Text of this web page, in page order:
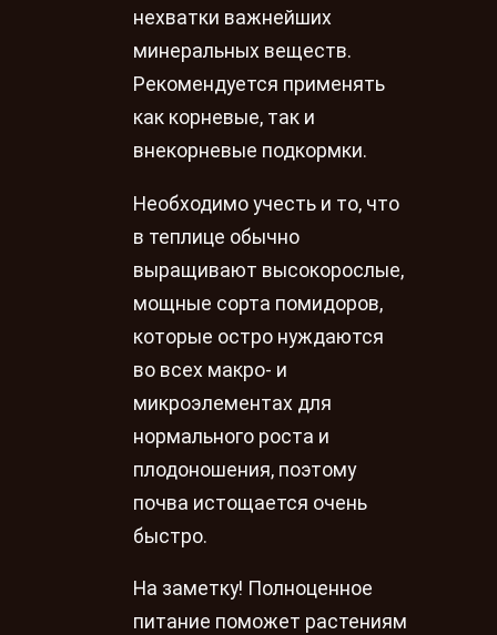
нехватки важнейших
минеральных веществ.
Рекомендуется применять
как корневые, так и
внекорневые подкормки.
Необходимо учесть и то, что
в теплице обычно
выращивают высокорослые,
мощные сорта помидоров,
которые остро нуждаются
во всех макро- и
микроэлементах для
нормального роста и
плодоношения, поэтому
почва истощается очень
быстро.
На заметку! Полноценное
питание поможет растениям